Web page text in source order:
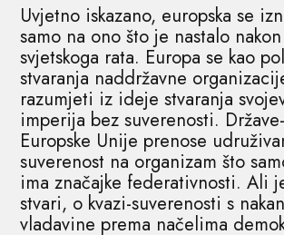
Uvjetno iskazano, europska se
samo na ono što je nastalo
svjetskoga rata. Europa se kao
stvaranja naddržavne
razumjeti iz ideje stvaranja
imperija bez suverenosti.
Europske Unije prenose
suverenost na organizam što
ima značajke federativnosti. Ali
stvari, o kvazi-suverenosti s
vladavine prema načelima